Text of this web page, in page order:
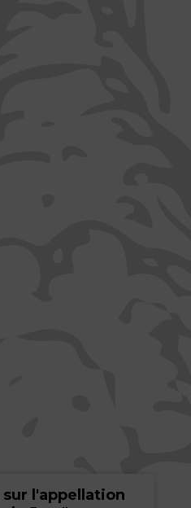
sur l'appellation